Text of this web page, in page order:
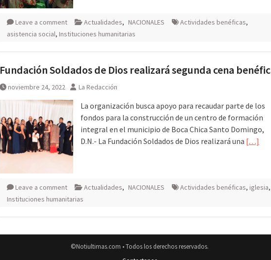
Leave a comment Actualidades, NACIONALES Actividades benéficas,
asistencia social, Instituciones humanitarias
Fundación Soldados de Dios realizará segunda cena
noviembre 24, 2022 La Redacción
La organización busca apoyo para recaudar parte de los
fondos para la construcción de un centro de formación
integral en el municipio de Boca Chica Santo Domingo,
D.N.- La Fundación Soldados de Dios realizará una […]
Leave a comment Actualidades, NACIONALES Actividades benéficas, iglesia,
Instituciones humanitarias
©Notiultimas.com • Todos los derechos reservados.